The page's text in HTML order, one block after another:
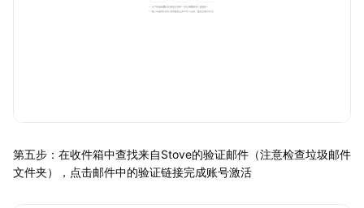
第五步：在收件箱中查找来自Stove的验证邮件（注意检查垃圾邮件
文件夹），点击邮件中的验证链接完成账号激活